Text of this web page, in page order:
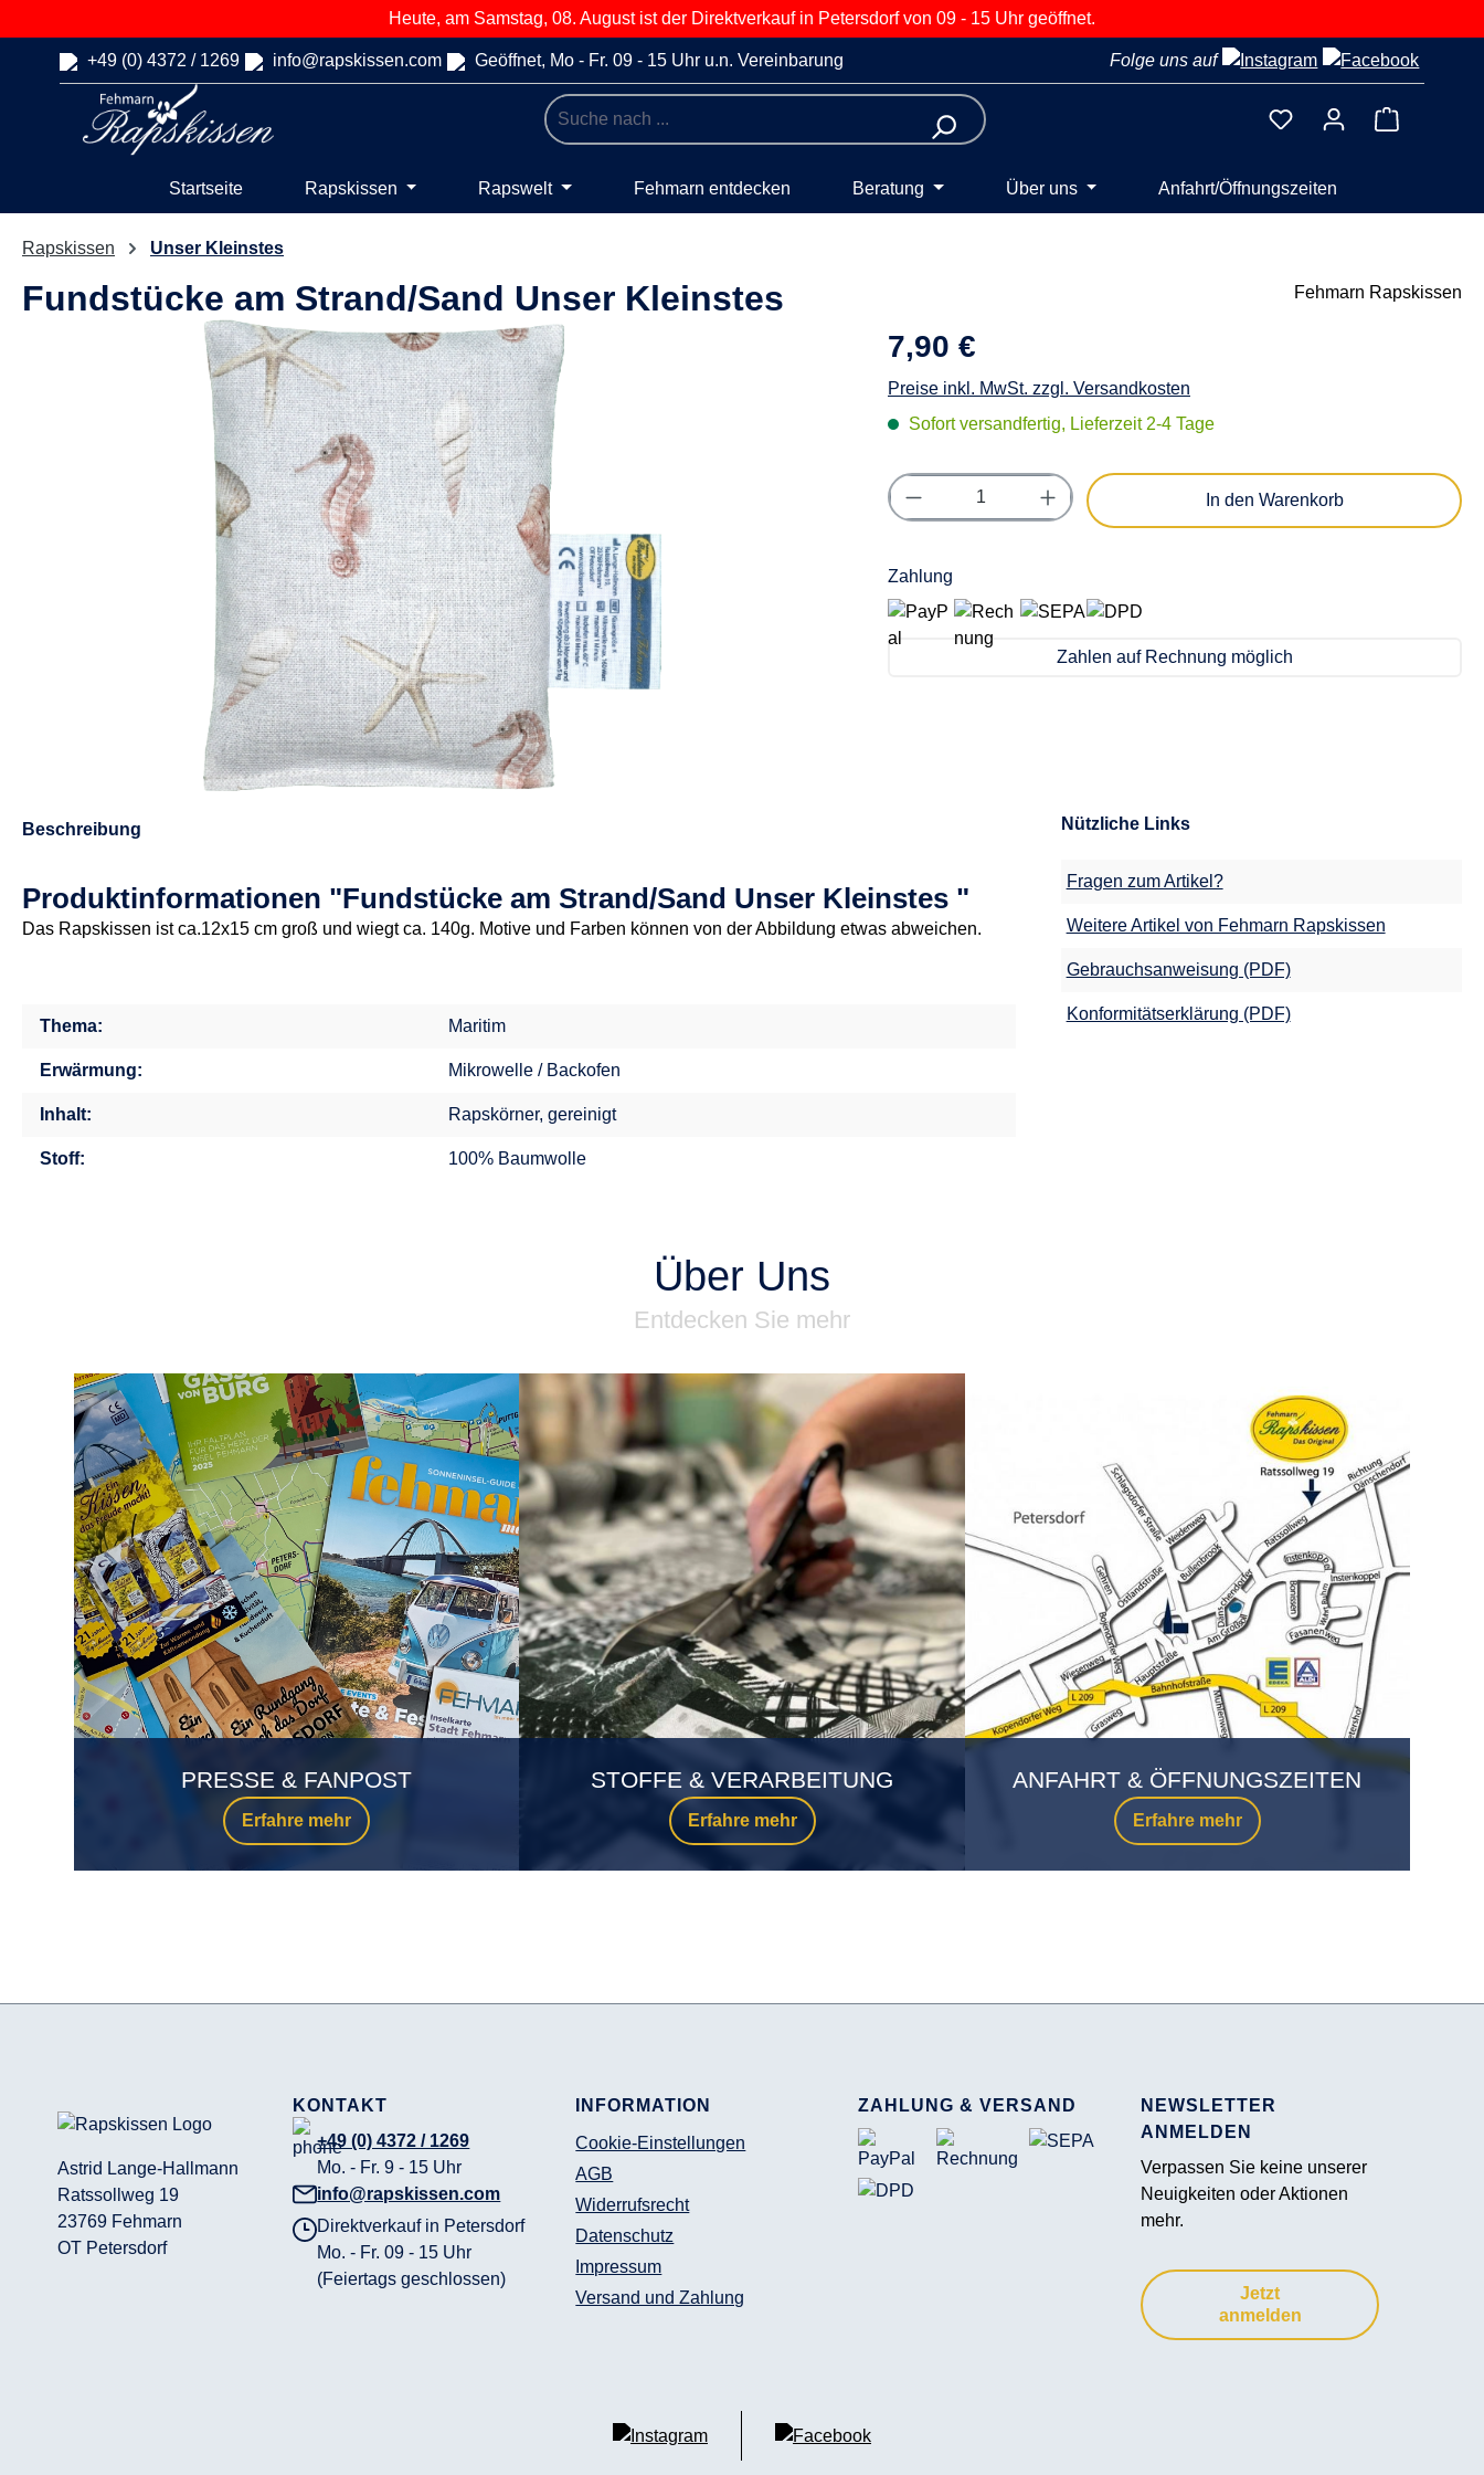
Heute, am Samstag, 08. August ist der Direktverkauf in Petersdorf von 09 - 15 Uhr geöffnet.
+49 (0) 4372 / 1269 info@rapskissen.com Geöffnet, Mo - Fr. 09 - 15 Uhr u.n. Vereinbarung Folge uns auf
Startseite Rapskissen Rapswelt Fehmarn entdecken Beratung Über uns Anfahrt/Öffnungszeiten
Rapskissen Unser Kleinstes
Fundstücke am Strand/Sand Unser Kleinstes
Fehmarn Rapskissen
Bildergalerie überspringen
7,90 €
Preise inkl. MwSt. zzgl. Versandkosten
Sofort versandfertig, Lieferzeit 2-4 Tage
Produkt Anzahl: Gib den gewünschten Wert ein
In den Warenkorb
Zahlung
Zahlen auf Rechnung möglich
Beschreibung
Produktinformationen "Fundstücke am Strand/Sand Unser Kleinstes "
Das Rapskissen ist ca.12x15 cm groß und wiegt ca. 140g. Motive und Farben können von der Abbildung etwas abweichen.
Thema: Maritim
Erwärmung: Mikrowelle / Backofen
Inhalt: Rapskörner, gereinigt
Stoff: 100% Baumwolle
Nützliche Links
Fragen zum Artikel?
Weitere Artikel von Fehmarn Rapskissen
Gebrauchsanweisung (PDF)
Konformitätserklärung (PDF)
Über Uns
Entdecken Sie mehr
Erfahre mehr
PRESSE & FANPOST
Erfahre mehr
STOFFE & VERARBEITUNG
Erfahre mehr
ANFAHRT & ÖFFNUNGSZEITEN
Astrid Lange-Hallmann
Ratssollweg 19
23769 Fehmarn
OT Petersdorf
KONTAKT
+49 (0) 4372 / 1269
Mo. - Fr. 9 - 15 Uhr
info@rapskissen.com
Direktverkauf in Petersdorf
Mo. - Fr. 09 - 15 Uhr
(Feiertags geschlossen)
INFORMATION
Cookie-Einstellungen
AGB
Widerrufsrecht
Datenschutz
Impressum
Versand und Zahlung
ZAHLUNG & VERSAND
NEWSLETTER
ANMELDEN
Verpassen Sie keine unserer
Neuigkeiten oder Aktionen
mehr.
Jetzt
anmelden